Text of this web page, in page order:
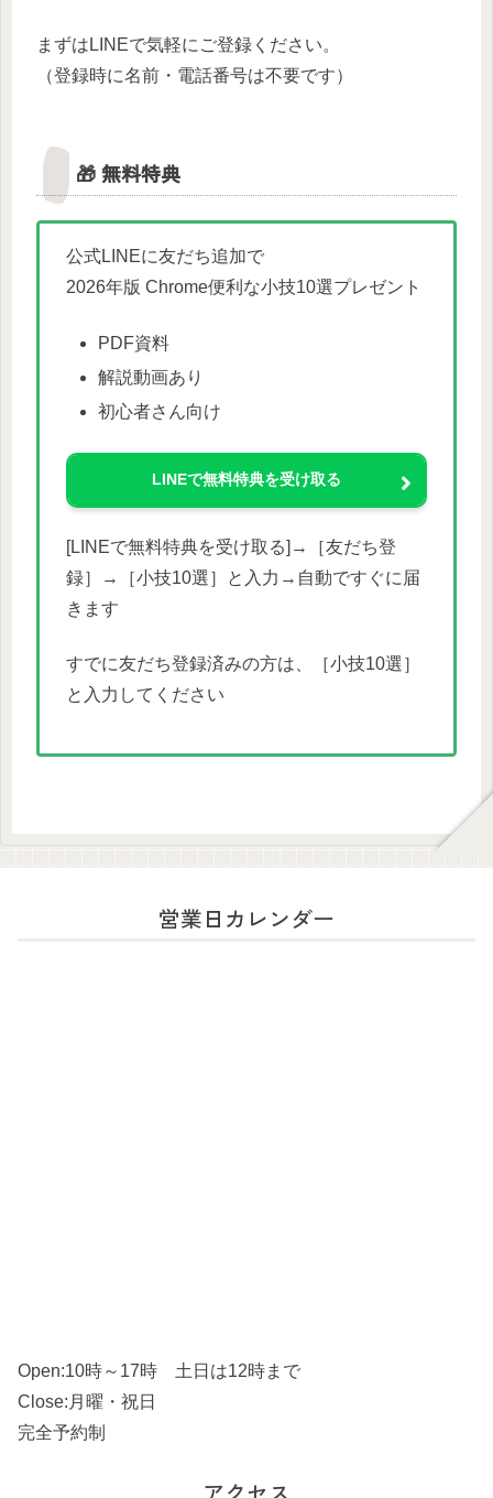
まずはLINEで気軽にご登録ください。
（登録時に名前・電話番号は不要です）
🎁 無料特典
公式LINEに友だち追加で
2026年版 Chrome便利な小技10選プレゼント
PDF資料
解説動画あり
初心者さん向け
LINEで無料特典を受け取る
[LINEで無料特典を受け取る]→［友だち登
録］→［小技10選］と入力→自動ですぐに届
きます
すでに友だち登録済みの方は、［小技10選］
と入力してください
営業日カレンダー
Open:10時～17時 土日は12時まで
Close:月曜・祝日
完全予約制